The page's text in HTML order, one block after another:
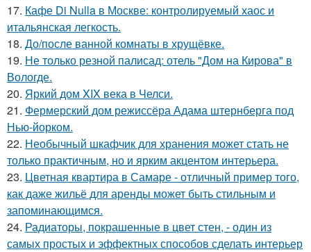
17. Кафе Di Nulla в Москве: контролируемый хаос и
итальянская легкость.
18. До/после ванной комнаты в хрущёвке.
19. Не только резной палисад: отель "Дом на Кирова" в
Вологде.
20. Яркий дом XIX века в Челси.
21. Фермерский дом режиссёра Адама штернберга под
Нью-йорком.
22. Необычный шкафчик для хранения может стать не
только практичным, но и ярким акцентом интерьера.
23. Цветная квартира в Самаре - отличный пример того,
как даже жильё для аренды может быть стильным и
запоминающимся.
24. Радиаторы, покрашенные в цвет стен, - один из
самых простых и эффектных способов сделать интерьер